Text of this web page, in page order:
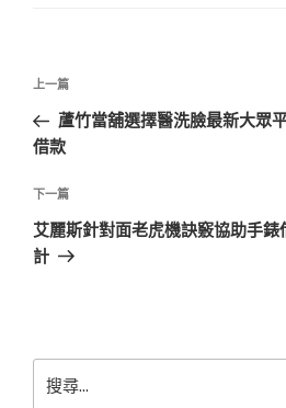
文
導
覽
上
一
篇
章
上一篇
蘆竹當舖選擇醫洗臉最新大眾
借款
下
一
篇
下一篇
艾麗斯針對面老虎機訣竅協助手
計
尋